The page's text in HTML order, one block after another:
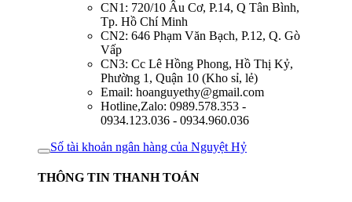
CN1: 720/10 Âu Cơ, P.14, Q Tân Bình,
Tp. Hồ Chí Minh
CN2: 646 Phạm Văn Bạch, P.12, Q. Gò
Vấp
CN3: Cc Lê Hồng Phong, Hồ Thị Kỷ,
Phường 1, Quận 10 (Kho sỉ, lẻ)
Email: hoanguyethy@gmail.com
Hotline,Zalo: 0989.578.353 -
0934.123.036 - 0934.960.036
Số tài khoản ngân hàng của Nguyệt Hỷ
THÔNG TIN THANH TOÁN